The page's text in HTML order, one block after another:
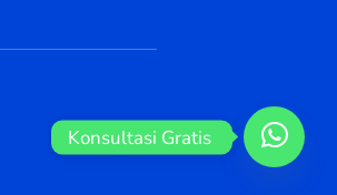
Konsultasi Gratis